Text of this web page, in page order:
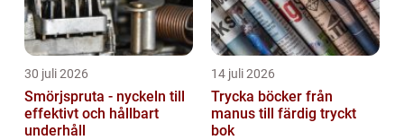
30 juli 2026
Smörjspruta - nyckeln till
effektivt och hållbart
underhåll
14 juli 2026
Trycka böcker från
manus till färdig tryckt
bok